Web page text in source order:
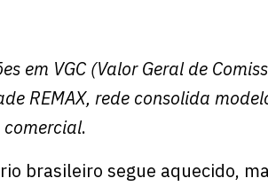
em VGC (Valor Geral de
REMAX, rede consolida
comercial.
brasileiro segue aquecido,